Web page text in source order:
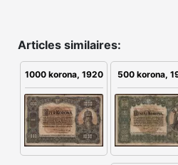
Articles similaires:
1000 korona, 1920 500 korona,